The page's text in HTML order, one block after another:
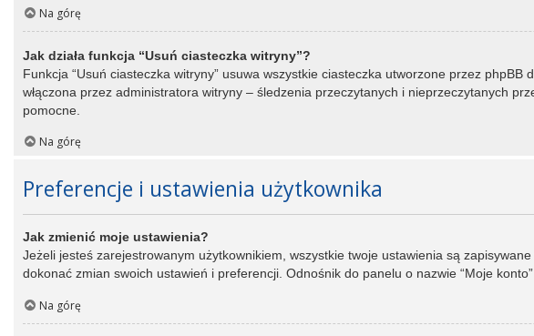
Na górę
Jak działa funkcja “Usuń ciasteczka witryny”?
Funkcja “Usuń ciasteczka witryny” usuwa wszystkie ciasteczka utworzone przez
włączona przez administratora witryny – śledzenia przeczytanych i nieprzeczytanych
pomocne.
Na górę
Preferencje i ustawienia użytkownika
Jak zmienić moje ustawienia?
Jeżeli jesteś zarejestrowanym użytkownikiem, wszystkie twoje ustawienia są
dokonać zmian swoich ustawień i preferencji. Odnośnik do panelu o nazwie “Moje
Na górę